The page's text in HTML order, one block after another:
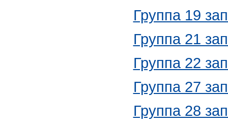
Группа 19
Группа 21
Группа 22
Группа 27
Группа 28